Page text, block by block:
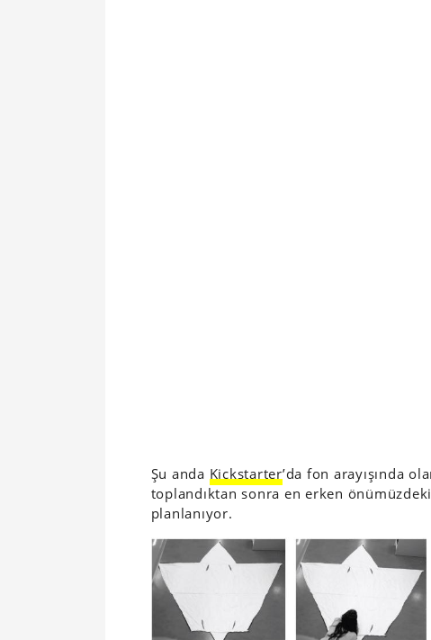
Şu anda Kickstarter’da fon arayışında
toplandıktan sonra en erken önümüzdeki
planlanıyor.